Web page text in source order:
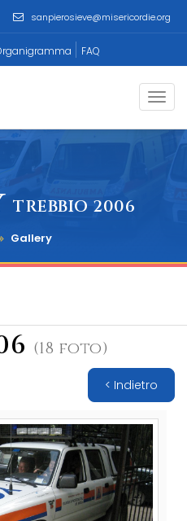
sanpierosieve@misericordie.org
FAQ
TREBBIO 2006
Gallery
(18 foto)
< Indietro